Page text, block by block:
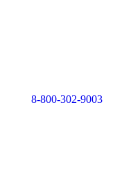
8-800-302-9003